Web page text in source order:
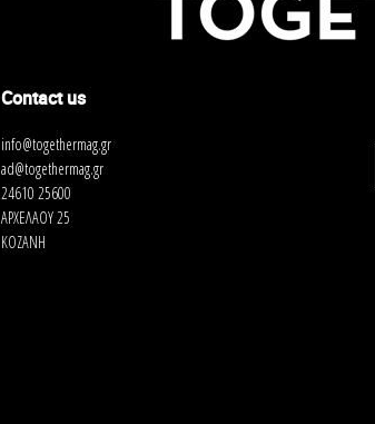
Contact us
info@togethermag.gr
ad@togethermag.gr
24610 25600
ΑΡΧΕΛΑΟΥ 25
ΚΟΖΑΝΗ